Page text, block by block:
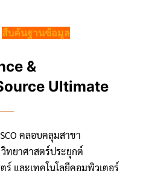
สืบค้นฐานข้อมูล
&
Ultimate
คลอบคลุมสาขา
ทยาศาสตร์ประยุกต์
ร์ และเทคโนโลยีคอมพิวเตอร์